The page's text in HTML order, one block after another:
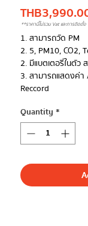
THB
1. สามารถวัด PM
2. 5, PM10, CO2,
2. มีแบตเตอรี่ในตัว
3. สามารถแสดงค่า
Reccord
Quantity *
**ราคานี้ไม่รวม Vat และการติดตั้ง